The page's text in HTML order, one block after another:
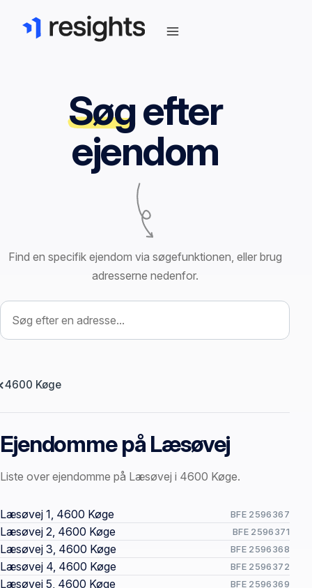
Søgefter
ejendom
Find en specifik ejendom via søgefunktionen, eller brug
adresserne nedenfor.
Søg efter ejendom
4600 Køge
Ejendomme på Læsøvej
Liste over ejendomme på Læsøvej i 4600 Køge.
Offentlige ejendomssider
Læsøvej 1, 4600 Køge BFE 2596367
Læsøvej 2, 4600 Køge BFE 2596371
Læsøvej 3, 4600 Køge BFE 2596368
Læsøvej 4, 4600 Køge BFE 2596372
Læsøvej 5, 4600 Køge BFE 2596369